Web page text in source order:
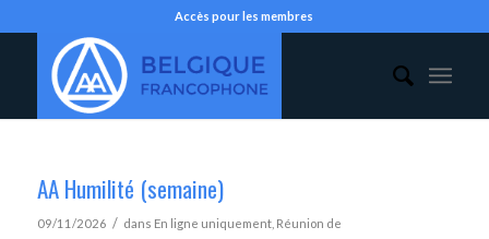
Accès pour les membres
AA Humilité (semaine)
09/11/2026 / dans En ligne uniquement, Réunion de